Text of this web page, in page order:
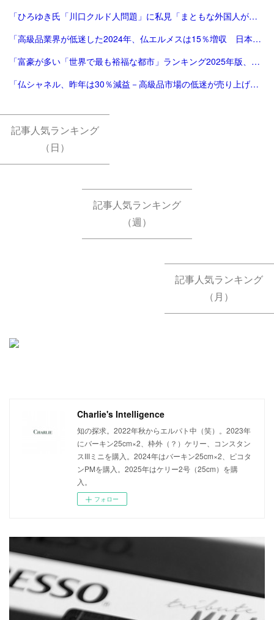
「ひろゆき氏「川口クルド人問題」に私見「まともな外国人が損するので不法就労には厳しくすべき」 - 芸能 : 日刊スポーツ」
「高級品業界が低迷した2024年、仏エルメスは15％増収 日本が成長をけん引 | Forbes」
「富豪が多い「世界で最も裕福な都市」ランキング2025年版、東京が2年連続3位 | Forbes JAPAN 公式サイト（フォーブス ジャパン）」
「仏シャネル、昨年は30％減益－高級品市場の低迷が売り上げ直撃 - Bloomberg」
記事人気ランキング
（日）
記事人気ランキング
（週）
記事人気ランキング
（月）
Charlie's Intelligence
知の探求。2022年秋からエルパト中（笑）。2023年
にバーキン25cm×2、枠外（？）ケリー、コンスタン
スIIIミニを購入。2024年はバーキン25cm×2、ピコタ
ンPMを購入。2025年はケリー2号（25cm）を購
入。
フォロー